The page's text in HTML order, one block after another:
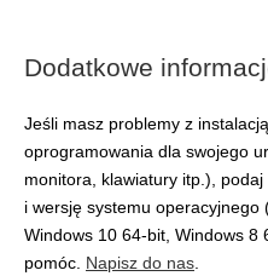
Dodatkowe
Jeśli masz problemy z
oprogramowania dla swojego
monitora, klawiatury itp.),
i wersję systemu operacyjnego
Windows 10 64-bit, Windows
pomóc. Napisz do nas